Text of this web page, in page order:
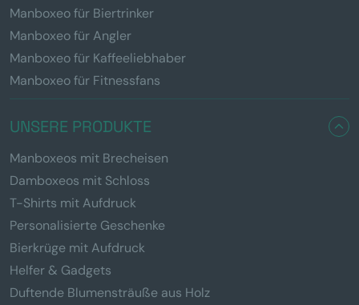
Manboxeo für Biertrinker
Manboxeo für Angler
Manboxeo für Kaffeeliebhaber
Manboxeo für Fitnessfans
UNSERE PRODUKTE
Manboxeos mit Brecheisen
Damboxeos mit Schloss
T-Shirts mit Aufdruck
Personalisierte Geschenke
Bierkrüge mit Aufdruck
Helfer & Gadgets
Duftende Blumensträuße aus Holz